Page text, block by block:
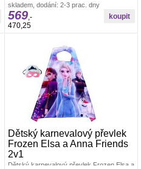
skladem, dodání: 2-3 prac. dny
569,-
470,25
Dětský karnevalový převlek
Frozen Elsa a Anna Friends
2v1
Dětský karnevalový převlek Frozen Elsa a